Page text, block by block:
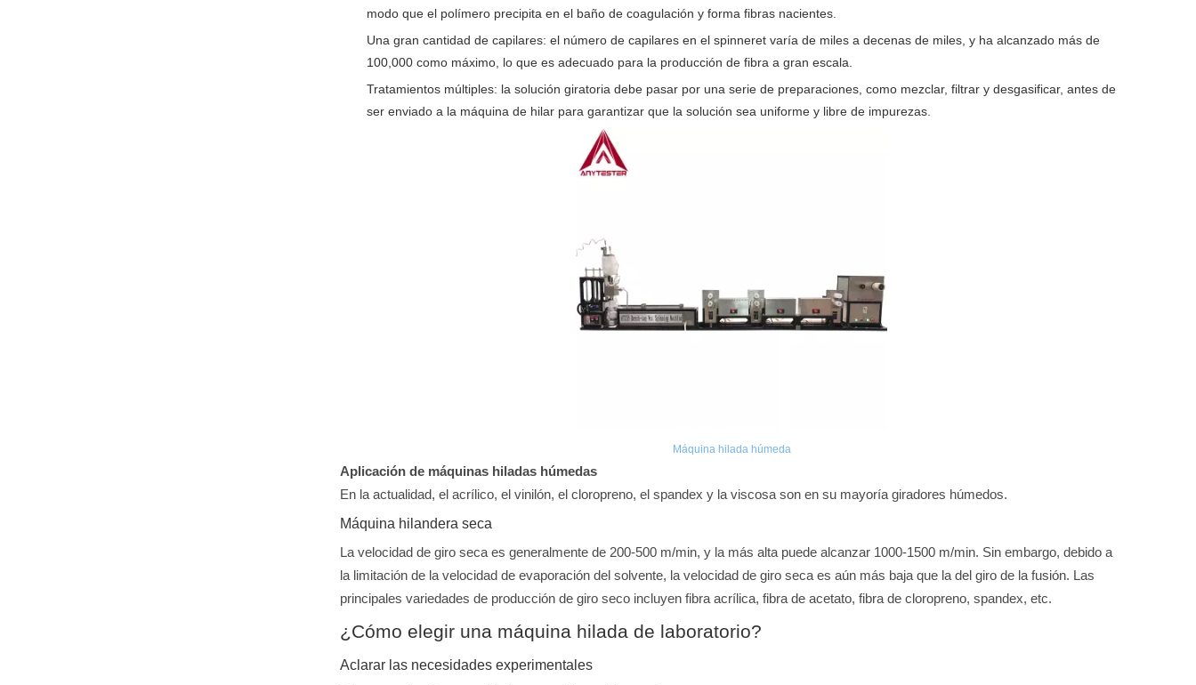
modo que el polímero precipita en el baño de coagulación y forma fibras nacientes.
Una gran cantidad de capilares: el número de capilares en el spinneret varía de miles a decenas de miles, y ha alcanzado más de
100,000 como máximo, lo que es adecuado para la producción de fibra a gran escala.
Tratamientos múltiples: la solución giratoria debe pasar por una serie de preparaciones, como mezclar, filtrar y desgasificar, antes de
ser enviado a la máquina de hilar para garantizar que la solución sea uniforme y libre de impurezas.
Máquina hilada húmeda
Aplicación de máquinas hiladas húmedas
En la actualidad, el acrílico, el vinilón, el cloropreno, el spandex y la viscosa son en su mayoría giradores húmedos.
Máquina hilandera seca
La velocidad de giro seca es generalmente de 200-500 m/min, y la más alta puede alcanzar 1000-1500 m/min. Sin embargo, debido a
la limitación de la velocidad de evaporación del solvente, la velocidad de giro seca es aún más baja que la del giro de la fusión. Las
principales variedades de producción de giro seco incluyen fibra acrílica, fibra de acetato, fibra de cloropreno, spandex, etc.
¿Cómo elegir una máquina hilada de laboratorio?
Aclarar las necesidades experimentales